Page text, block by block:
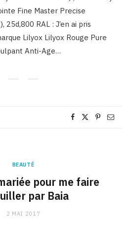
Fine Master Precise
RAL : J’en ai pris
Lilyox Lilyox Rouge Pure
Anti-Age…
BEAUTÉ
pour me faire
par Baia
2 MAI 2017